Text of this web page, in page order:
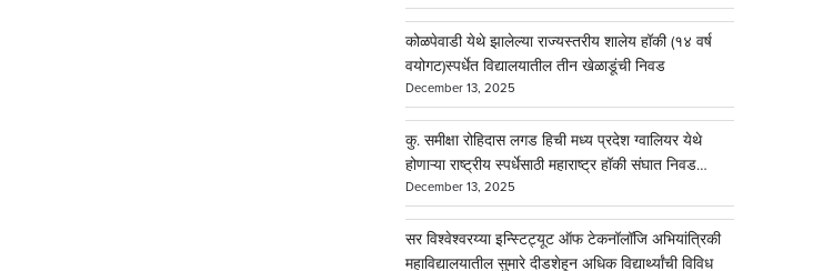
कोळपेवाडी येथे झालेल्या राज्यस्तरीय शालेय हॉकी (१४ वर्ष
वयोगट)स्पर्धेत विद्यालयातील तीन खेळाडूंची निवड
December 13, 2025
कु. समीक्षा रोहिदास लगड हिची मध्य प्रदेश ग्वालियर येथे
होणाऱ्या राष्ट्रीय स्पर्धेसाठी महाराष्ट्र हॉकी संघात निवड…
December 13, 2025
सर विश्वेश्वरय्या इन्स्टिट्यूट ऑफ टेकनॉलॉजि अभियांत्रिकी
महाविद्यालयातील सुमारे दीडशेहून अधिक विद्यार्थ्यांची विविध